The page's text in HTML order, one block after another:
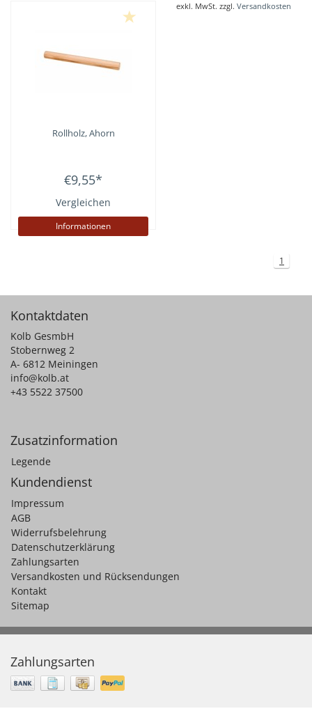
Rollholz, Ahorn
€9,55*
Vergleichen
Informationen
exkl. MwSt. zzgl. Versandkosten
1
Kontaktdaten
Kolb GesmbH
Stobernweg 2
A- 6812 Meiningen
info@kolb.at
+43 5522 37500
Zusatzinformation
Legende
Kundendienst
Impressum
AGB
Widerrufsbelehrung
Datenschutzerklärung
Zahlungsarten
Versandkosten und Rücksendungen
Kontakt
Sitemap
Zahlungsarten